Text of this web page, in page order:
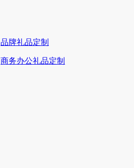
品牌礼品定制
商务办公礼品定制